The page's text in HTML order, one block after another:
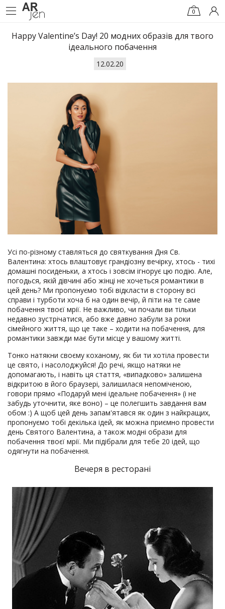
0
Happy Valentine’s Day! 20 модних образів для твого
ідеального побачення
12.02.20
Усі по-різному ставляться до святкування Дня Св.
Валентина: хтось влаштовує грандіозну вечірку, хтось - тихі
домашні посиденьки, а хтось і зовсім ігнорує цю подію. Але,
погодься, якій дівчині або жінці не хочеться романтики в
цей день? Ми пропонуємо тобі відкласти в сторону всі
справи і турботи хоча б на один вечір, й піти на те саме
побачення твоєї мрії. Не важливо, чи почали ви тільки
недавно зустрічатися, або вже давно забули за роки
сімейного життя, що це таке – ходити на побачення, для
романтики завжди має бути місце у вашому житті.
Тонко натякни своєму коханому, як би ти хотіла провести
це свято, і насолоджуйся! До речі, якщо натяки не
допомагають, і навіть ця стаття, «випадково» залишена
відкритою в його браузері, залишилася непоміченою,
говори прямо «Подаруй мені ідеальне побачення» (і не
забудь уточнити, яке воно) – це полегшить завдання вам
обом :) А щоб цей день запам'ятався як один з найкращих,
пропонуємо тобі декілька ідей, як можна приємно провести
день Святого Валентина, а також модні образи для
побачення твоєї мрії. Ми підібрали для тебе 20 ідей, що
одягнути на побачення.
Вечеря в ресторані